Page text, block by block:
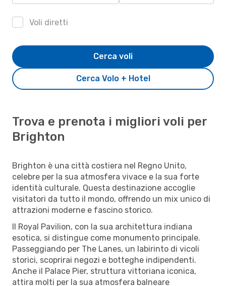
Voli diretti
Cerca Volo + Hotel
Cerca voli
Trova e prenota i migliori voli per
Brighton
Brighton è una città costiera nel Regno Unito,
celebre per la sua atmosfera vivace e la sua forte
identità culturale. Questa destinazione accoglie
visitatori da tutto il mondo, offrendo un mix unico di
attrazioni moderne e fascino storico.
Il Royal Pavilion, con la sua architettura indiana
esotica, si distingue come monumento principale.
Passeggiando per The Lanes, un labirinto di vicoli
storici, scoprirai negozi e botteghe indipendenti.
Anche il Palace Pier, struttura vittoriana iconica,
attira molti per la sua atmosfera balneare